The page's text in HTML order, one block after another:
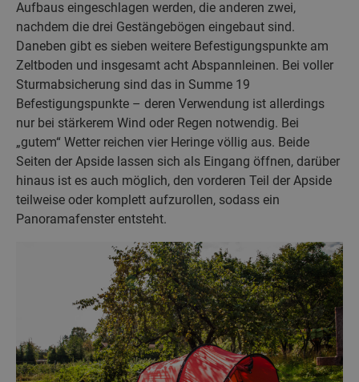
Aufbaus eingeschlagen werden, die anderen zwei,
nachdem die drei Gestängebögen eingebaut sind.
Daneben gibt es sieben weitere Befestigungspunkte am
Zeltboden und insgesamt acht Abspannleinen. Bei voller
Sturmabsicherung sind das in Summe 19
Befestigungspunkte – deren Verwendung ist allerdings
nur bei stärkerem Wind oder Regen notwendig. Bei
„gutem“ Wetter reichen vier Heringe völlig aus. Beide
Seiten der Apside lassen sich als Eingang öffnen, darüber
hinaus ist es auch möglich, den vorderen Teil der Apside
teilweise oder komplett aufzurollen, sodass ein
Panoramafenster entsteht.